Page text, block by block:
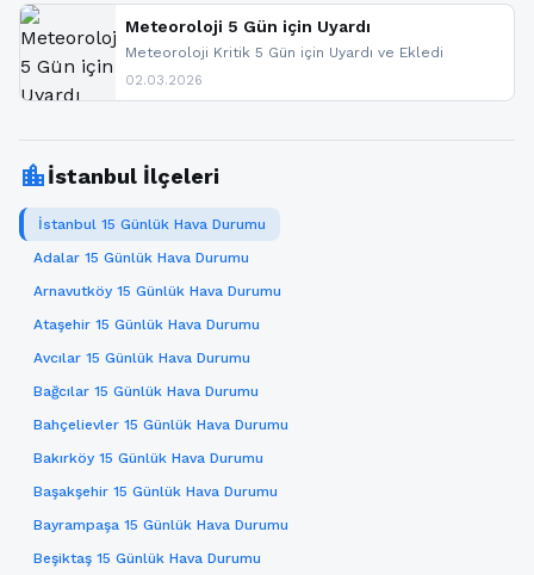
sitemizi takip edebilir ve bildirimleri açabilirsiniz.
Meteoroloji 5 Gün için Uyardı
Meteoroloji Kritik 5 Gün için Uyardı ve Ekledi
02.03.2026
location_cityİstanbul İlçeleri
İstanbul 15 Günlük Hava Durumu
Adalar 15 Günlük Hava Durumu
Arnavutköy 15 Günlük Hava Durumu
Ataşehir 15 Günlük Hava Durumu
Avcılar 15 Günlük Hava Durumu
Bağcılar 15 Günlük Hava Durumu
Bahçelievler 15 Günlük Hava Durumu
Bakırköy 15 Günlük Hava Durumu
Başakşehir 15 Günlük Hava Durumu
Bayrampaşa 15 Günlük Hava Durumu
Beşiktaş 15 Günlük Hava Durumu